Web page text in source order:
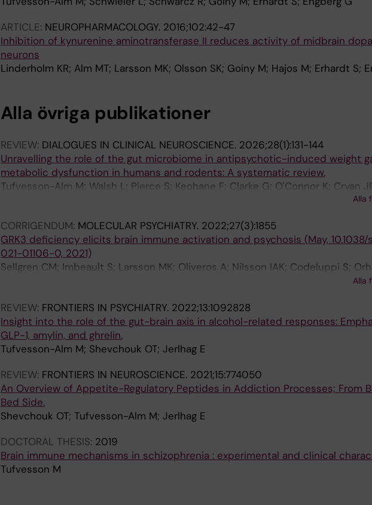
ARTICLE: NEUROPHARMACOLOGY. 2016;102:42-47
Inhibition of kynurenine aminotransferase II reduces activity of midbrain
neurons
Linderholm KR; Alm MT; Larsson MK; Olsson SK; Goiny M; Hajos M; Erhardt S;
Alla övriga publikationer
REVIEW: DIALOGUES IN CLINICAL NEUROSCIENCE. 2026;28(1):131-144
Unravelling the role of the gut microbiome in antipsychotic-induced weight
metabolic dysfunction in humans and rodents: A systematic review.
Tufvesson-Alm M; Walsh L; Pierce S; Keohane F; Clarke G; O'Connor K; Cryan
Alla
CORRIGENDUM: MOLECULAR PSYCHIATRY. 2022;27(3):1855
GRK3 deficiency elicits brain immune activation and psychosis (May, 10.1038/
021-01106-0, 2021)
Sellgren CM; Imbeault S; Larsson MK; Oliveros A; Nilsson IAK; Codeluppi S;
M; Tufvesson-Alm M; Gracias J; Kegel ME; Zheng Y; Faka A; Svedberg M;
Schalling M; Schwieler L; Cervenka S; Choi D-S; Landen M; Engberg G; Erhardt S
Alla
REVIEW: FRONTIERS IN PSYCHIATRY. 2022;13:1092828
Insight into the role of the gut-brain axis in alcohol-related responses:
GLP-1, amylin, and ghrelin.
Tufvesson-Alm M; Shevchouk OT; Jerlhag E
REVIEW: FRONTIERS IN NEUROSCIENCE. 2021;15:774050
An Overview of Appetite-Regulatory Peptides in Addiction Processes; From
Bed Side.
Shevchouk OT; Tufvesson-Alm M; Jerlhag E
DOCTORAL THESIS: 2019
Brain immune mechanisms in schizophrenia : experimental and clinical
Tufvesson M